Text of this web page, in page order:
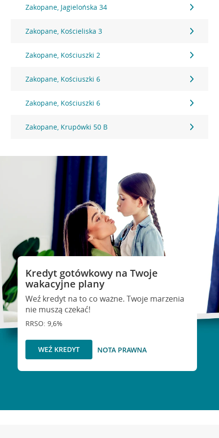
Zakopane, Jagielońska 34
Zakopane, Kościeliska 3
Zakopane, Kościuszki 2
Zakopane, Kościuszki 6
Zakopane, Kościuszki 6
Zakopane, Krupówki 50 B
Kredyt gotówkowy na Twoje
wakacyjne plany
Weź kredyt na to co ważne. Twoje marzenia
nie muszą czekać!
RRSO: 9,6%
WEŹ KREDYT NOTA PRAWNA